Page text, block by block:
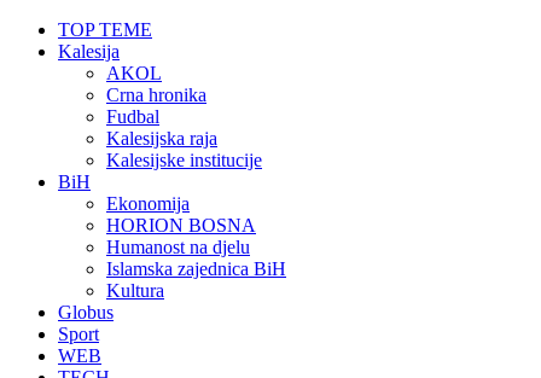
TOP TEME
Kalesija
AKOL
Crna hronika
Fudbal
Kalesijska raja
Kalesijske institucije
BiH
Ekonomija
HORION BOSNA
Humanost na djelu
Islamska zajednica BiH
Kultura
Globus
Sport
WEB